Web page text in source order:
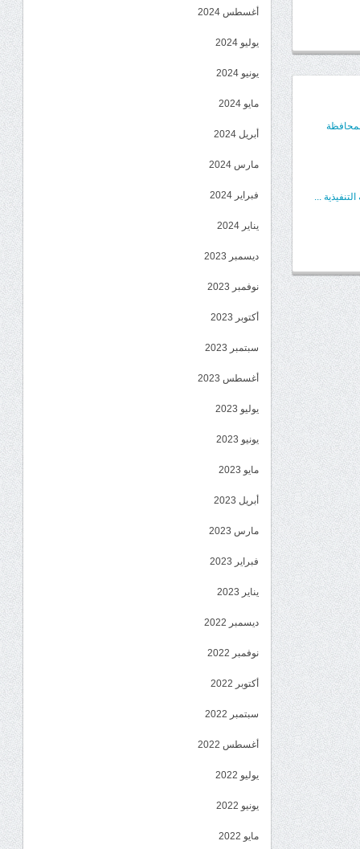
...
أغسطس 2024
يوليو 2024
يونيو 2024
مايو 2024
أبريل 2024
مارس 2024
فبراير 2024
يناير 2024
ديسمبر 2023
نوفمبر 2023
أكتوبر 2023
سبتمبر 2023
أغسطس 2023
يوليو 2023
يونيو 2023
مايو 2023
أبريل 2023
مارس 2023
فبراير 2023
يناير 2023
ديسمبر 2022
نوفمبر 2022
أكتوبر 2022
سبتمبر 2022
أغسطس 2022
يوليو 2022
يونيو 2022
مايو 2022